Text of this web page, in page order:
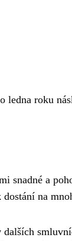
ledna roku
snadné a
na